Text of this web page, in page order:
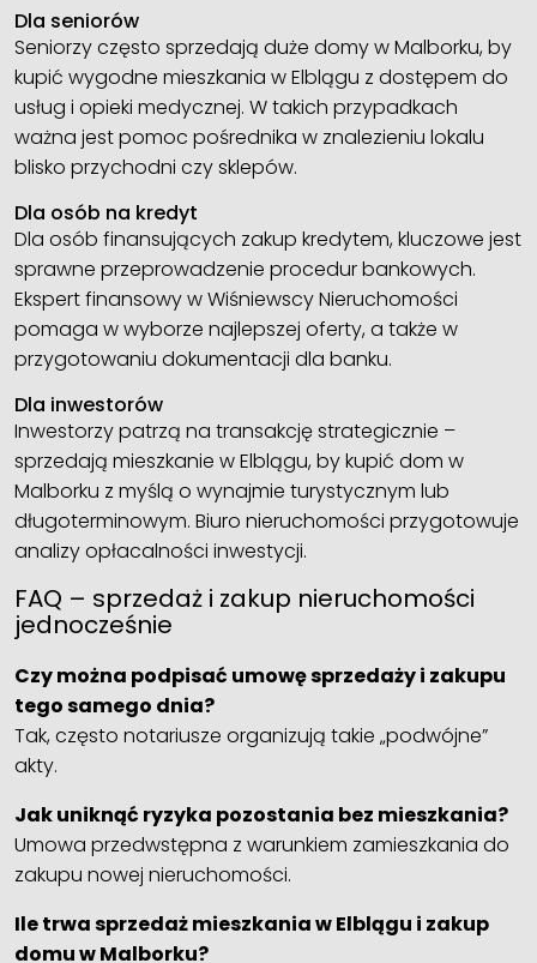
Dla seniorów
Seniorzy często sprzedają duże domy w Malborku, by
kupić wygodne mieszkania w Elblągu z dostępem do
usług i opieki medycznej. W takich przypadkach
ważna jest pomoc pośrednika w znalezieniu lokalu
blisko przychodni czy sklepów.
Dla osób na kredyt
Dla osób finansujących zakup kredytem, kluczowe jest
sprawne przeprowadzenie procedur bankowych.
Ekspert finansowy w Wiśniewscy Nieruchomości
pomaga w wyborze najlepszej oferty, a także w
przygotowaniu dokumentacji dla banku.
Dla inwestorów
Inwestorzy patrzą na transakcję strategicznie –
sprzedają mieszkanie w Elblągu, by kupić dom w
Malborku z myślą o wynajmie turystycznym lub
długoterminowym. Biuro nieruchomości przygotowuje
analizy opłacalności inwestycji.
FAQ – sprzedaż i zakup nieruchomości
jednocześnie
Czy można podpisać umowę sprzedaży i zakupu
tego samego dnia?
Tak, często notariusze organizują takie „podwójne”
akty.
Jak uniknąć ryzyka pozostania bez mieszkania?
Umowa przedwstępna z warunkiem zamieszkania do
zakupu nowej nieruchomości.
Ile trwa sprzedaż mieszkania w Elblągu i zakup
domu w Malborku?